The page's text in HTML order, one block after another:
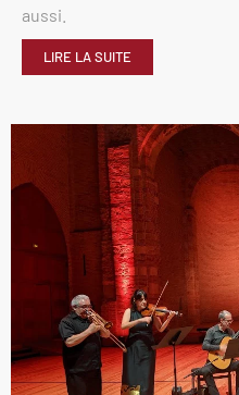
aussi.
LIRE LA SUITE